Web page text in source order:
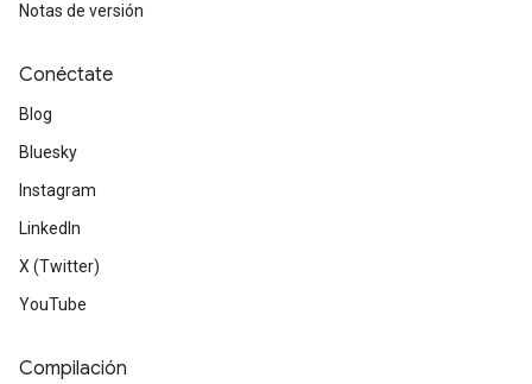
Notas de versión
Conéctate
Blog
Bluesky
Instagram
LinkedIn
X (Twitter)
YouTube
Compilación